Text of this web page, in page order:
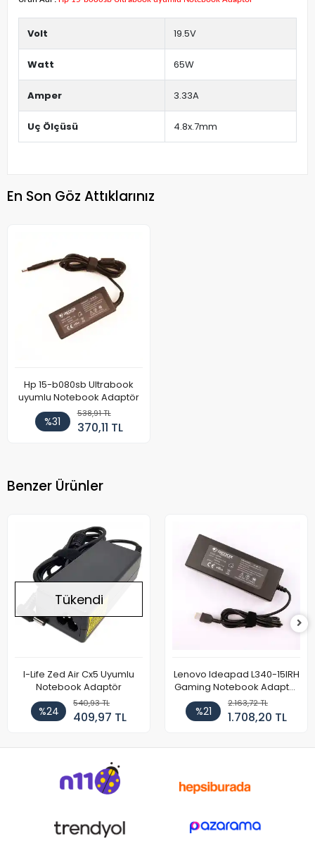
Volt 19.5V
Watt 65W
Amper 3.33A
Uç Ölçüsü 4.8x.7mm
En Son Göz Attıklarınız
Hp 15-b080sb Ultrabook
uyumlu Notebook Adaptör
%31
538,91 TL
370,11 TL
Benzer Ürünler
Tükendi
I-Life Zed Air Cx5 Uyumlu
Notebook Adaptör
%24
540,93 TL
409,97 TL
Lenovo Ideapad L340-15IRH
Gaming Notebook Adaptör
Cihazı Şarj Aleti (150W)
%21
2.163,72 TL
1.708,20 TL